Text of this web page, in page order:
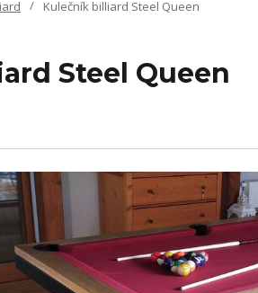
Kulečník billiard Steel Queen
Steel Queen